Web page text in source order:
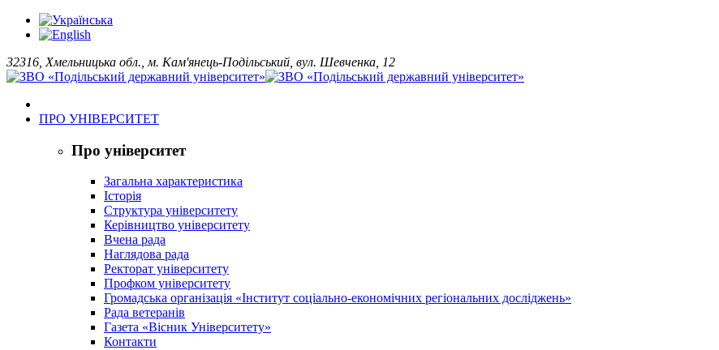
32316, Хмельницька обл., м. Кам'янець-Подільський, вул. Шевченка, 12
ПРО УНІВЕРСИТЕТ
Про університет
Загальна характеристика
Історія
Структура університету
Керівництво університету
Вчена рада
Наглядова рада
Ректорат університету
Профком університету
Громадська організація «Інститут соціально-економічних регіональних досліджень»
Рада ветеранів
Газета «Вісник Університету»
Контакти